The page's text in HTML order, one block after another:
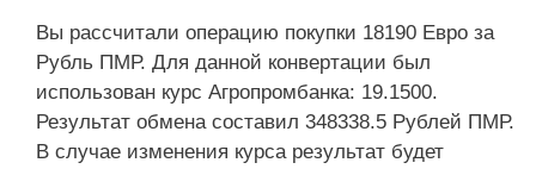
Вы рассчитали операцию покупки 18190 Евро за
Рубль ПМР. Для данной конвертации был
использован курс Агропромбанка: 19.1500.
Результат обмена составил 348338.5 Рублей ПМР.
В случае изменения курса результат будет